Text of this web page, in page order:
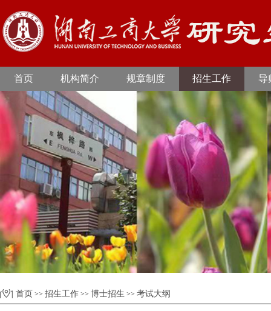
首页 机构简介 规章制度 招生工作 导
首页 >> 招生工作 >> 博士招生 >> 考试大纲